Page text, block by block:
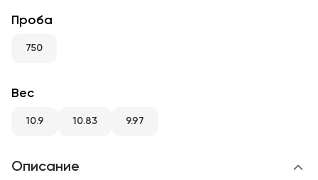
RU
Проба
750
Вес
10.9 10.83 9.97
Описание